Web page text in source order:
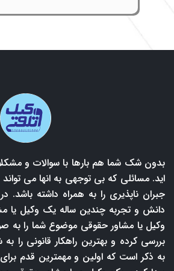
بدون شک شما هم بارها با سوالات و
اید. مسائلی که بی توجهی به انها می
جبران ناپذیری را به همراه داشته باشد.
دانش و تجربه چندین ساله یک وکیل یا
وکیل یا مشاور حقوقی موضوع شما را به
بررسی کرده و بهترین راهکار قانونی را
به ذکر است که اولین و مهمترین قدم